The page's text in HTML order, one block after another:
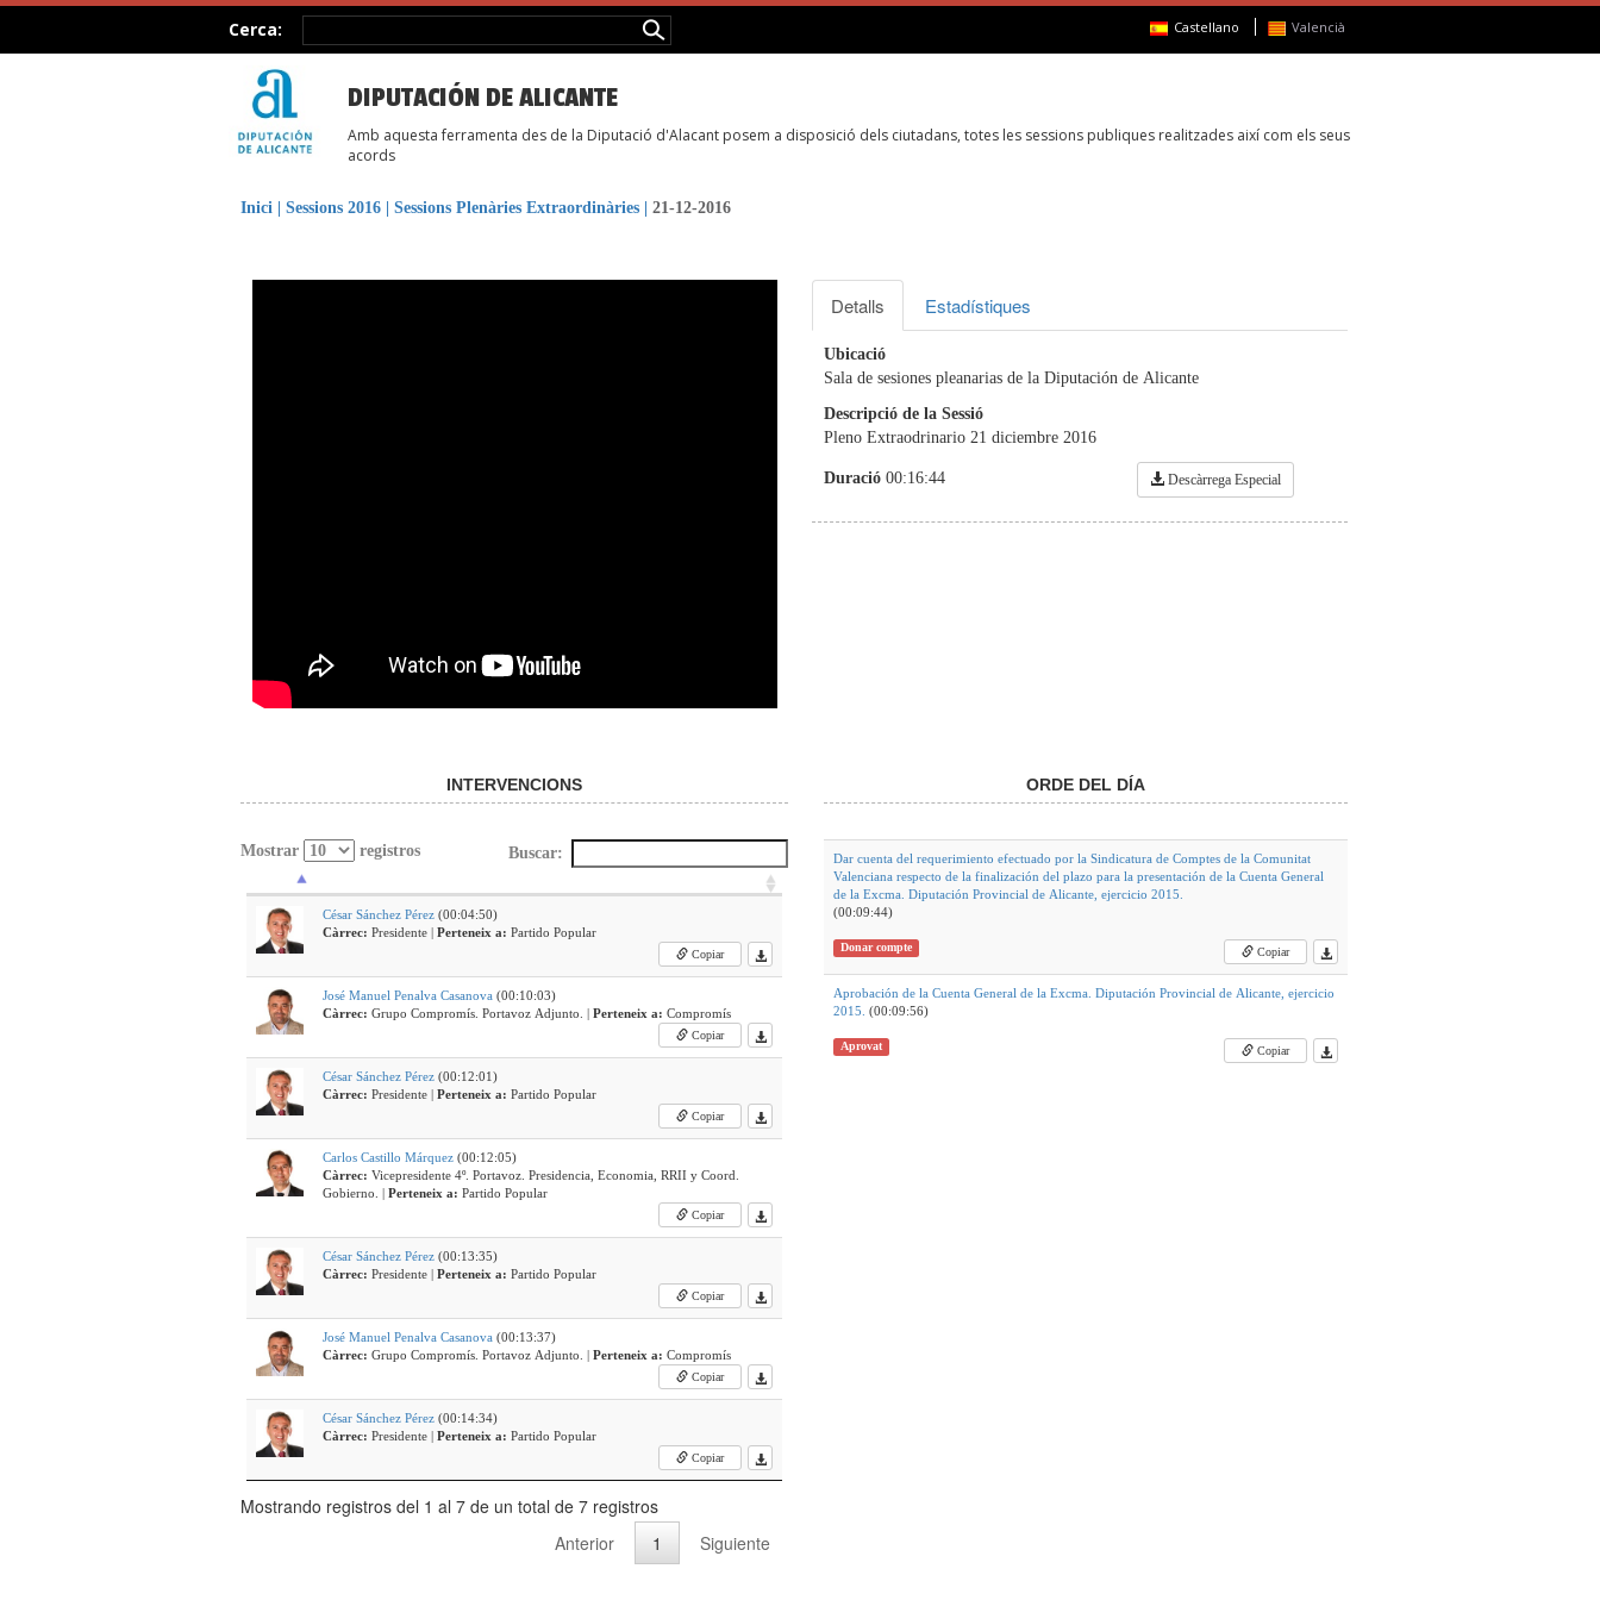
Cerca: Castellano Valencià
DIPUTACIÓN DE ALICANTE
Amb aquesta ferramenta des de la Diputació d'Alacant posem a disposició dels ciutadans, totes les sessions publiques realitzades així com els seus
acords
Inici Sessions 2016 Sessions Plenàries Extraordinàries 21-12-2016
Detalls Estadístiques
Ubicació
Sala de sesiones pleanarias de la Diputación de Alicante
Descripció de la Sessió
Pleno Extraodrinario 21 diciembre 2016
Duració 00:16:44 Descàrrega Especial
INTERVENCIONS
Mostrar registros Buscar:
César Sánchez Pérez (00:04:50)
Càrrec: Presidente | Perteneix a: Partido Popular
Copiar
José Manuel Penalva Casanova (00:10:03)
Càrrec:
Grupo Compromís. Portavoz Adjunto. | Perteneix a: Compromís
Copiar
César Sánchez Pérez (00:12:01)
Càrrec: Presidente | Perteneix a: Partido Popular
Copiar
Carlos Castillo Márquez (00:12:05)
Càrrec: Vicepresidente 4º. Portavoz. Presidencia, Economia, RRII y Coord.
Gobierno. | Perteneix a: Partido Popular
Copiar
César Sánchez Pérez (00:13:35)
Càrrec: Presidente | Perteneix a: Partido Popular
Copiar
José Manuel Penalva Casanova (00:13:37)
Càrrec:
Grupo Compromís. Portavoz Adjunto. | Perteneix a: Compromís
Copiar
César Sánchez Pérez (00:14:34)
Càrrec: Presidente | Perteneix a: Partido Popular
Copiar
Mostrando registros del 1 al 7 de un total de 7 registros
Anterior
1 Siguiente
ORDE DEL DÍA
Dar cuenta del requerimiento efectuado por la Sindicatura de Comptes de la Comunitat
Valenciana respecto de la finalización del plazo para la presentación de la Cuenta General
de la Excma. Diputación Provincial de Alicante, ejercicio 2015.
(00:09:44)
Donar compte Copiar
Aprobación de la Cuenta General de la Excma. Diputación Provincial de Alicante, ejercicio
2015. (00:09:56)
Aprovat Copiar